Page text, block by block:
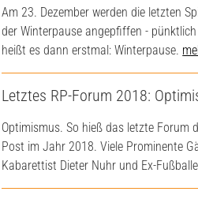
Am 23. Dezember werden die letzten
der Winterpause angepfiffen -
heißt es dann erstmal: Winterpause.
Letztes RP-Forum 2018:
Optimismus. So hieß das letzte Forum
Post im Jahr 2018. Viele Prominente
Kabarettist Dieter Nuhr und Ex-